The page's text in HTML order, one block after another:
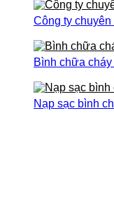
Công ty
Bình chữa
Nạp sạc bình